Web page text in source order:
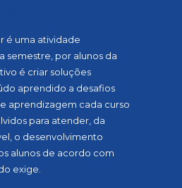
é uma atividade
semestre, por alunos da
é criar soluções
aprendido a desafios
aprendizagem cada curso
para atender, da
o desenvolvimento
alunos de acordo com
exige.